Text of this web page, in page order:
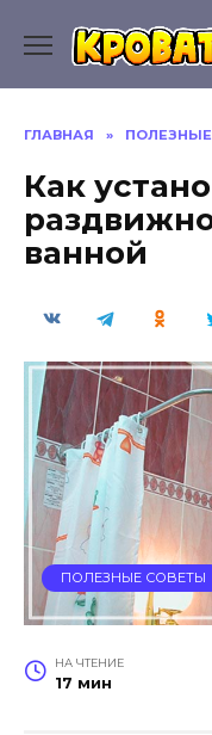
содержанию
ГЛАВНАЯ »
Как
ванной
ПОЛЕЗНЫЕ СОВЕТЫ
НА ЧТЕНИЕ
17 мин